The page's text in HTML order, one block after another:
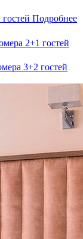
гостей Подробнее
2+1 гостей
3+2 гостей